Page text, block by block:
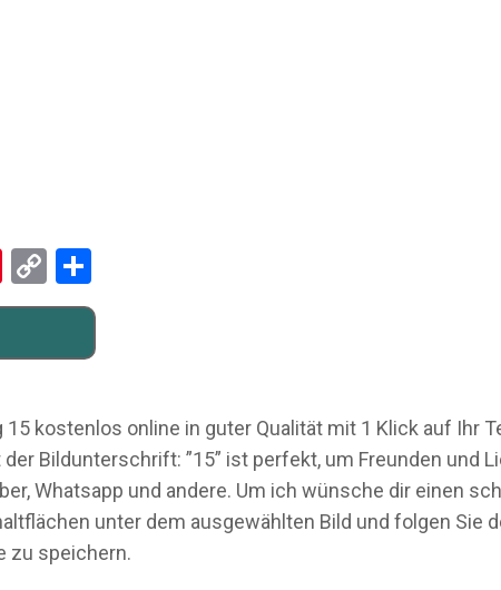
Pinterest
Copy
Link
kostenlos online in guter Qualität mit 1 Klick auf Ihr
Bildunterschrift: ”15” ist perfekt, um Freunden und
Whatsapp und andere. Um ich wünsche dir einen
unter dem ausgewählten Bild und folgen Sie
zu speichern.